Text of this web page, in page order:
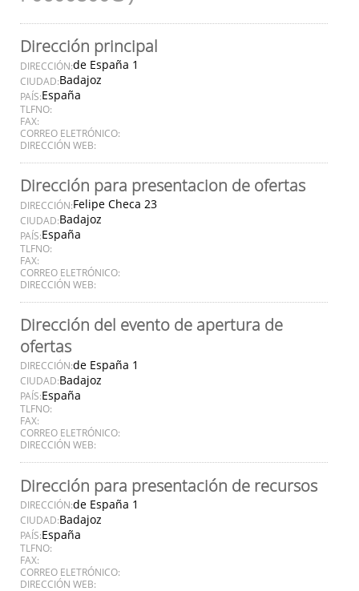
Dirección principal
DIRECCIÓN:de España 1
CIUDAD:Badajoz
PAÍS:España
TLFNO:
FAX:
CORREO ELETRÓNICO:
DIRECCIÓN WEB:
Dirección para presentacion de ofertas
DIRECCIÓN:Felipe Checa 23
CIUDAD:Badajoz
PAÍS:España
TLFNO:
FAX:
CORREO ELETRÓNICO:
DIRECCIÓN WEB:
Dirección del evento de apertura de
ofertas
DIRECCIÓN:de España 1
CIUDAD:Badajoz
PAÍS:España
TLFNO:
FAX:
CORREO ELETRÓNICO:
DIRECCIÓN WEB:
Dirección para presentación de recursos
DIRECCIÓN:de España 1
CIUDAD:Badajoz
PAÍS:España
TLFNO:
FAX:
CORREO ELETRÓNICO:
DIRECCIÓN WEB: